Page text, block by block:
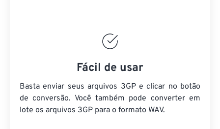
Fácil de usar
Basta enviar seus arquivos 3GP e clicar no botão
de conversão. Você também pode converter em
lote os arquivos 3GP para o formato WAV.